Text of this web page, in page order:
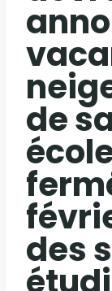
de
des